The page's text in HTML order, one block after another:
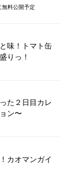
無料公開予定
味！トマト缶
りっ！
た２日目カレ
ン〜
カオマンガイ